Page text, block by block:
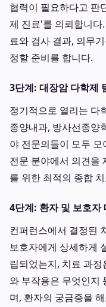
협력이 필요하다고 판
제 진료'를 의뢰합니
료와 검사 결과, 의무
정할 준비를 합니다.
3단계: 대장암 다학제
정기적으로 열리는 다
종양내과, 방사선종양
야 전문의들이 모두
전문 분야에서 의견을
를 위한 최적의 종합
4단계: 환자 및 보호자
컨퍼런스에서 결정된
보호자에게 상세하게
립되었는지, 치료 과
와 부작용은 무엇인지
며, 환자의 궁금증을